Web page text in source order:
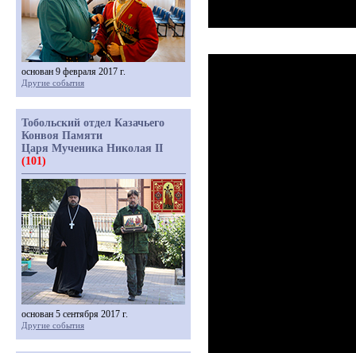
основан 9 февраля 2017 г.
Другие события
Тобольский отдел Казачьего
Конвоя Памяти
Царя Мученика Николая II
(101)
основан 5 сентября 2017 г.
Другие события